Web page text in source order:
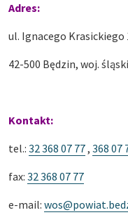
Adres:
ul. Ignacego Krasickiego
42-500 Będzin, woj.
Kontakt:
tel.: 32 368 07 77, 368 07
fax: 32 368 07 77
e-mail: